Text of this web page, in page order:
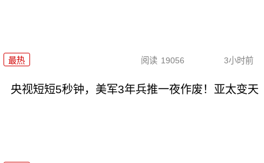
最热 阅读 19056 3小时前
央视短短5秒钟，美军3年兵推一夜作废！亚太变天